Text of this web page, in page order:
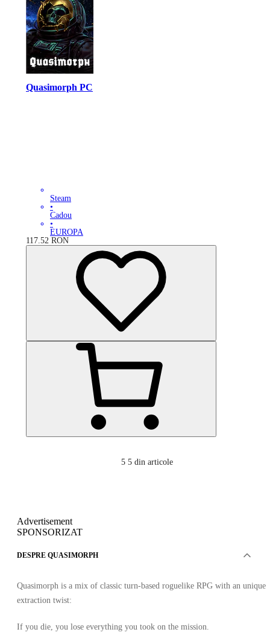
Quasimorph PC
Steam
•
Cadou
•
EUROPA
117.52 RON
5 5 din articole
Advertisement
SPONSORIZAT
DESPRE QUASIMORPH
Quasimorph is a mix of classic turn-based roguelike RPG with an unique
extraction twist:
If you die, you lose everything you took on the mission.